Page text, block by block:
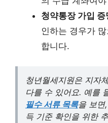
청약통장 가입 증
인하는 경우가
합니다.
청년월세지원은 지자
다를 수 있어요. 예를
필수 서류 목록을 보면
득 기준 확인을 위한